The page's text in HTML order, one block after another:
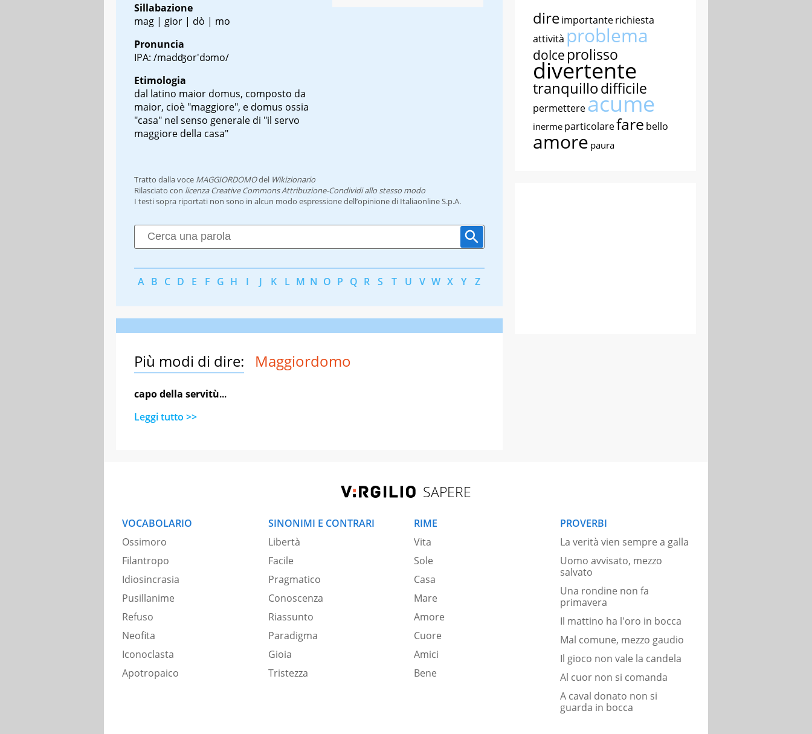
Sillabazione
mag | gior | dò | mo
Pronuncia
IPA: /madʤor'dɔmo/
Etimologia
dal latino maior domus, composto da
maior, cioè "maggiore", e domus ossia
"casa" nel senso generale di "il servo
maggiore della casa"
Tratto dalla voce MAGGIORDOMOdel Wikizionario
Rilasciato con licenza Creative Commons Attribuzione-Condividi allo stesso modo
I testi sopra riportati non sono in alcun modo espressione dell’opinione di Italiaonline S.p.A.
A B C D E F G H I J K L M N O P Q R S T U V W X Y Z
Più modi di dire: Maggiordomo
capo della servitù...
Leggi tutto >>
direimportanterichiesta
attività problema
dolce prolisso
divertente
tranquillodifficile
permettereacume
inerme particolarefare bello
amore paura
SAPERE
VOCABOLARIO
Ossimoro
Filantropo
Idiosincrasia
Pusillanime
Refuso
Neofita
Iconoclasta
Apotropaico
SINONIMI E CONTRARI
Libertà
Facile
Pragmatico
Conoscenza
Riassunto
Paradigma
Gioia
Tristezza
RIME
Vita
Sole
Casa
Mare
Amore
Cuore
Amici
Bene
PROVERBI
La verità vien sempre a galla
Uomo avvisato, mezzo
salvato
Una rondine non fa
primavera
Il mattino ha l'oro in bocca
Mal comune, mezzo gaudio
Il gioco non vale la candela
Al cuor non si comanda
A caval donato non si
guarda in bocca